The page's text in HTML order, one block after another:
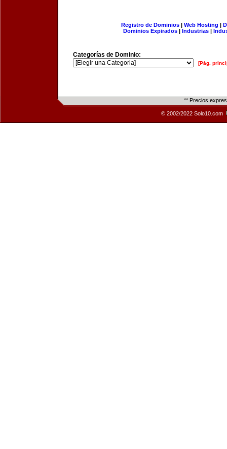
Registro de Dominios| Web Hosting |
Dominios Expirados | Industrias |
Categorías de Dominio:
[Pág.
** Precios
© 2002/2022 Solo10.com